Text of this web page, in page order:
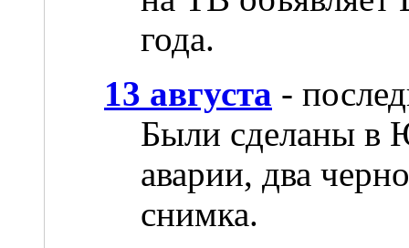
года.
13 августа -
Были сделаны в
аварии, два
снимка.